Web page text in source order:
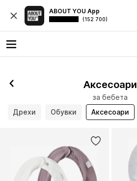
ABOUT YOU App
(152 700)
Аксесоари
за бебета
Дрехи
Обувки Аксесоари